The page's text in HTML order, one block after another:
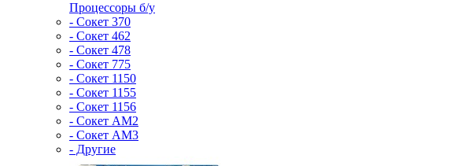
Процессоры б/у
- Сокет 370
- Сокет 462
- Сокет 478
- Сокет 775
- Сокет 1150
- Сокет 1155
- Сокет 1156
- Сокет AM2
- Сокет AM3
- Другие